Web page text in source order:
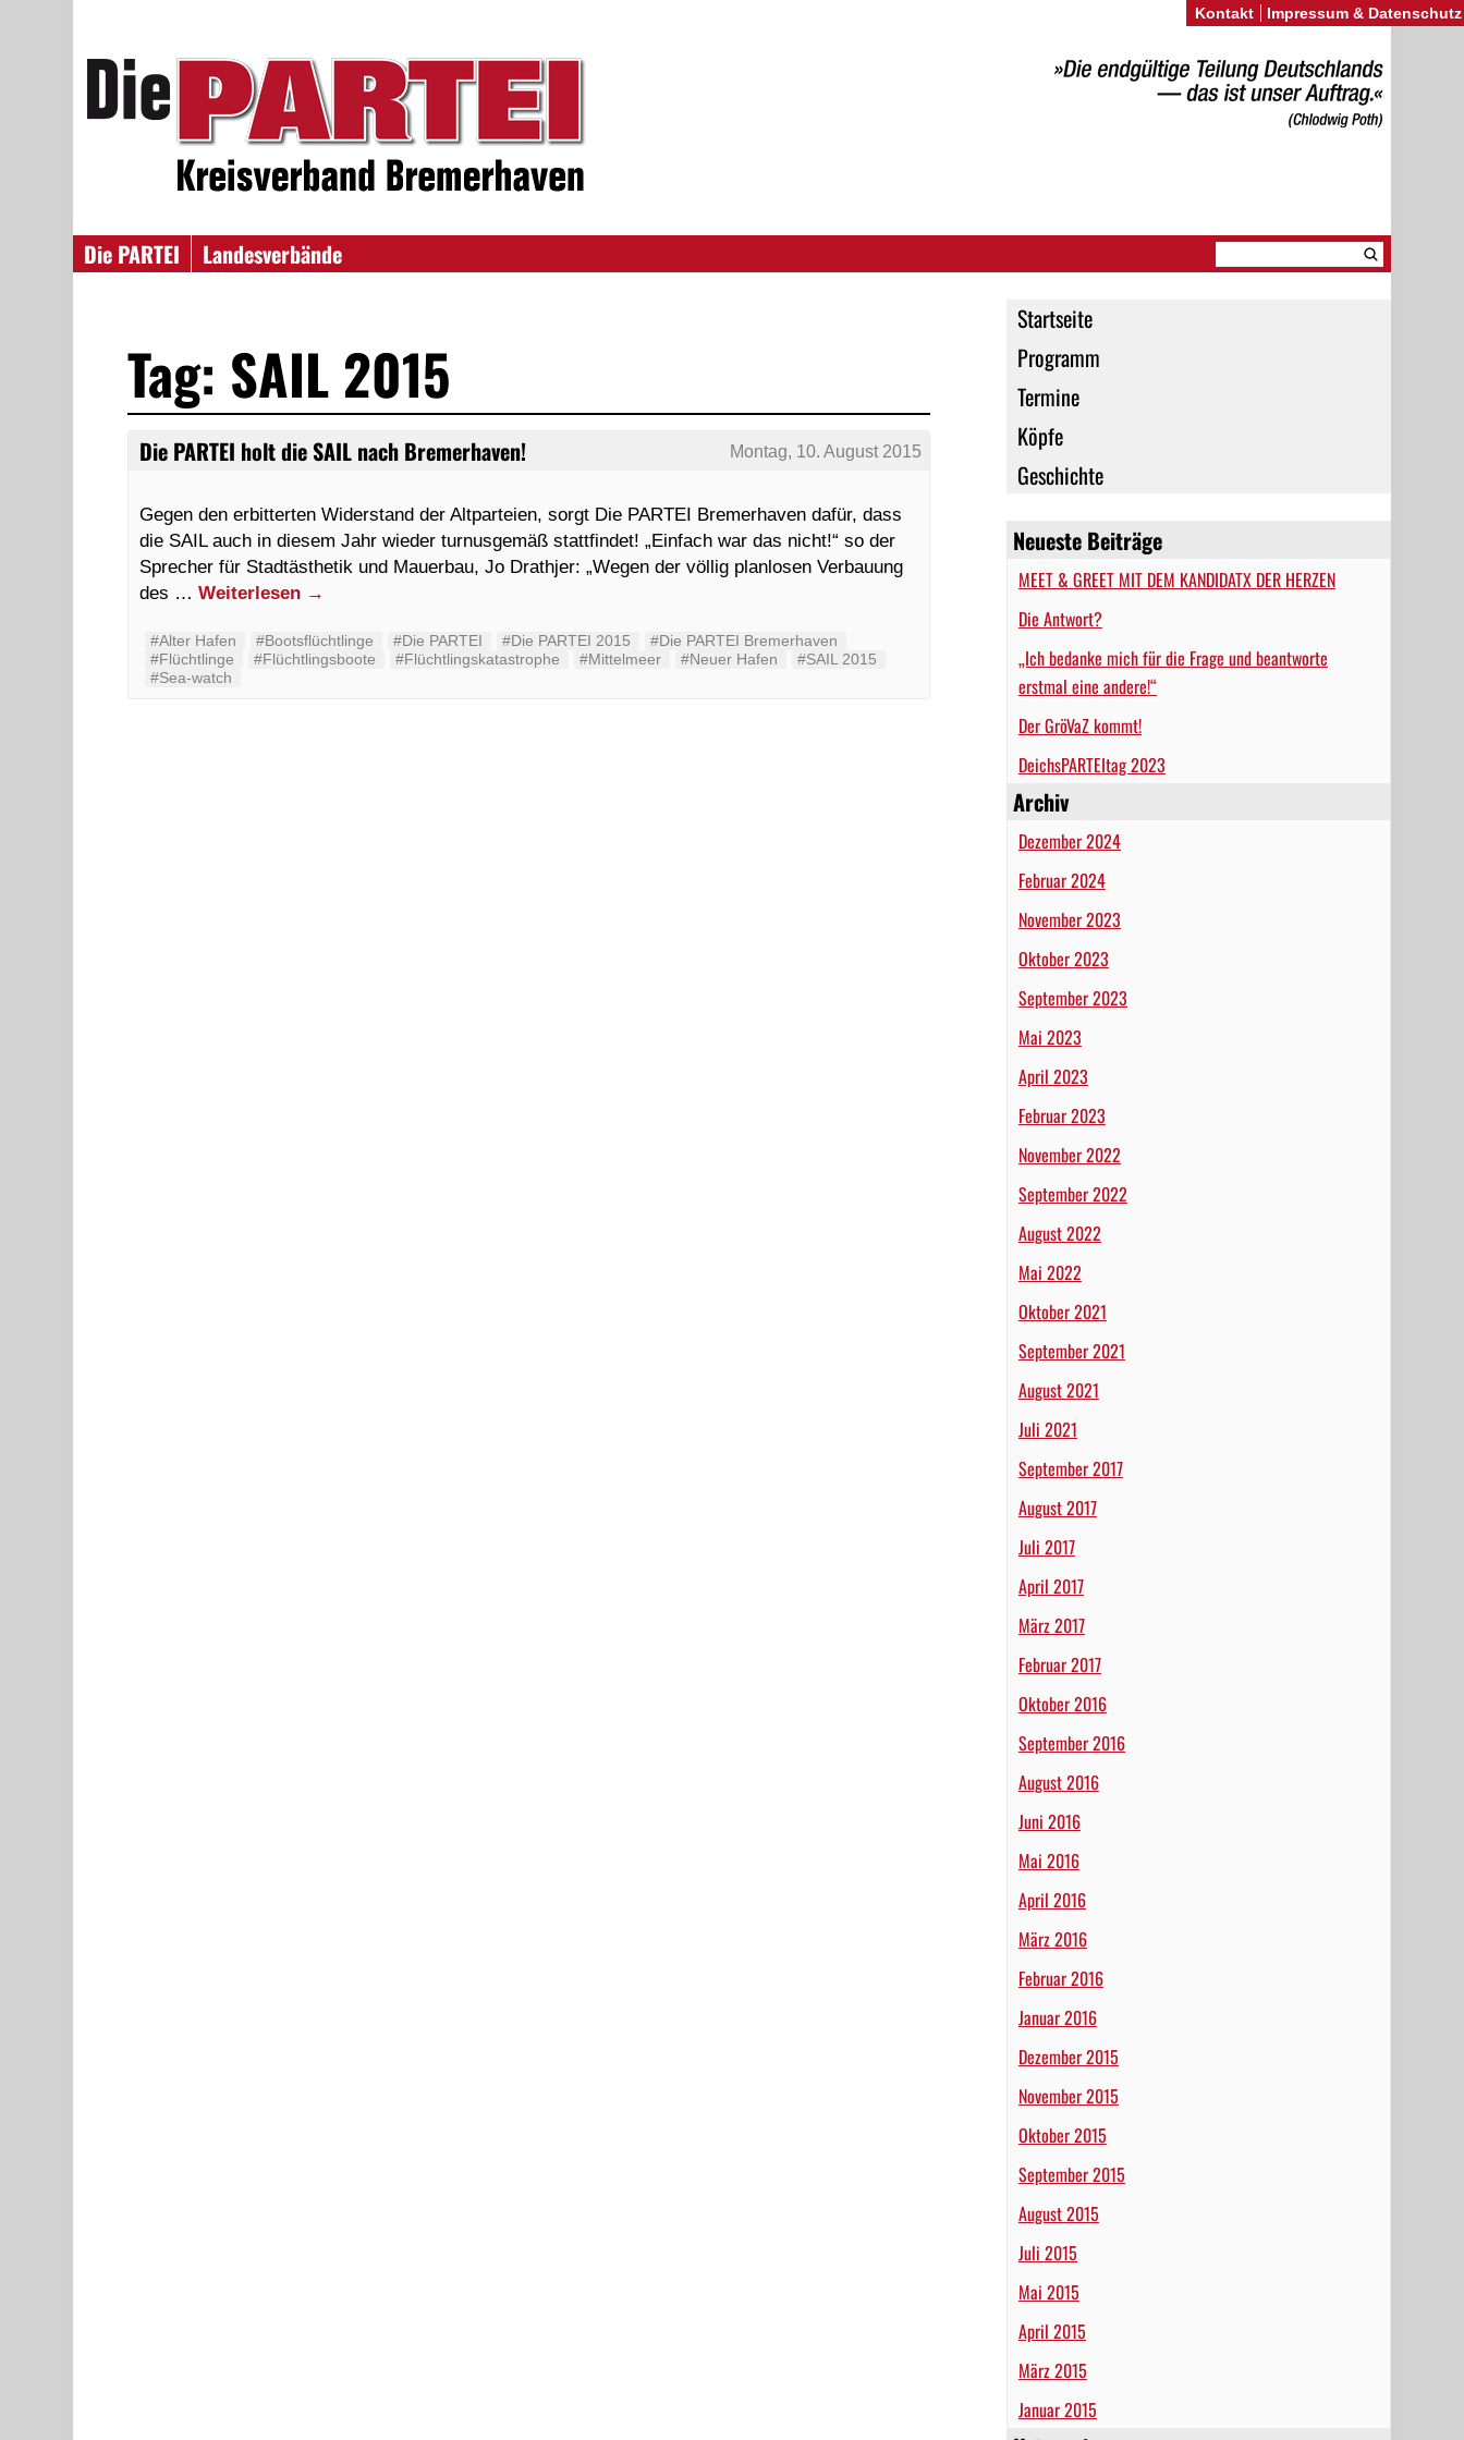
Die PARTEI
Landesverbände
Startseite
Programm
Termine
Köpfe
Geschichte
Neueste Beiträge
MEET & GREET MIT DEM KANDIDATX DER HERZEN
Die Antwort?
„Ich bedanke mich für die Frage und beantworte
erstmal eine andere!“
Der GröVaZ kommt!
DeichsPARTEItag 2023
Archiv
Dezember 2024
Februar 2024
November 2023
Oktober 2023
September 2023
Mai 2023
April 2023
Februar 2023
November 2022
September 2022
August 2022
Mai 2022
Oktober 2021
September 2021
August 2021
Juli 2021
September 2017
August 2017
Juli 2017
April 2017
März 2017
Februar 2017
Oktober 2016
September 2016
August 2016
Juni 2016
Mai 2016
April 2016
März 2016
Februar 2016
Januar 2016
Dezember 2015
November 2015
Oktober 2015
September 2015
August 2015
Juli 2015
Mai 2015
April 2015
März 2015
Januar 2015
Tag: SAIL 2015
Die PARTEI holt die SAIL nach Bremerhaven! Montag, 10. August 2015
Gegen den erbitterten Widerstand der Altparteien, sorgt Die PARTEI Bremerhaven dafür, dass
die SAIL auch in diesem Jahr wieder turnusgemäß stattfindet! „Einfach war das nicht!“ so der
Sprecher für Stadtästhetik und Mauerbau, Jo Drathjer: „Wegen der völlig planlosen Verbauung
des …Weiterlesen →
#Alter Hafen #Bootsflüchtlinge #‬‪Die PARTEI‬ #Die PARTEI 2015
#Die PARTEI Bremerhaven
#Flüchtlinge
#Flüchtlingsboote #Flüchtlingskatastrophe #Mittelmeer #Neuer Hafen
#SAIL 2015
#Sea-watch
Kontakt Impressum & Datenschutz